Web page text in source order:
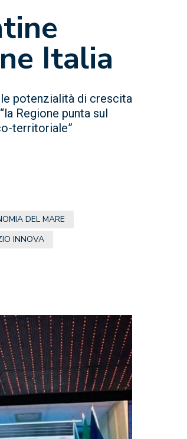
Italia
potenzialità di crescita
Regione punta sul
territoriale”
DEL MARE
INNOVA